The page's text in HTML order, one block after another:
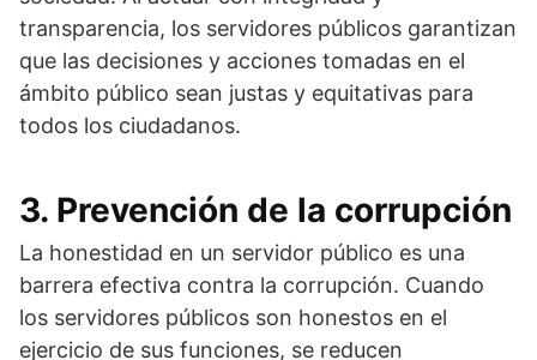
transparencia, los servidores públicos garantizan
que las decisiones y acciones tomadas en el
ámbito público sean justas y equitativas para
todos los ciudadanos.
3. Prevención de la corrupción
La honestidad en un servidor público es una
barrera efectiva contra la corrupción. Cuando
los servidores públicos son honestos en el
ejercicio de sus funciones, se reducen